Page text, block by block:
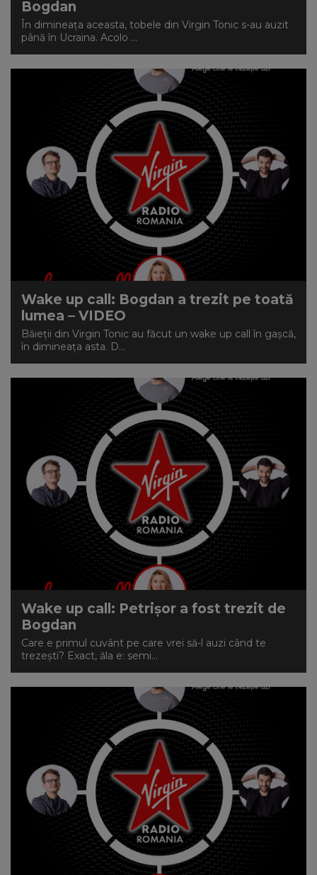
Bogdan
În dimineața aceasta, tobele din Virgin Tonic s-au auzit
până în Ucraina. Acolo ...
Wake up call: Bogdan a trezit pe toată
lumea – VIDEO
Băieții din Virgin Tonic au făcut un wake up call în gașcă,
în dimineața asta. D...
Wake up call: Petrişor a fost trezit de
Bogdan
Care e primul cuvânt pe care vrei să-l auzi când te
trezeşti? Exact, ăla e: semi...